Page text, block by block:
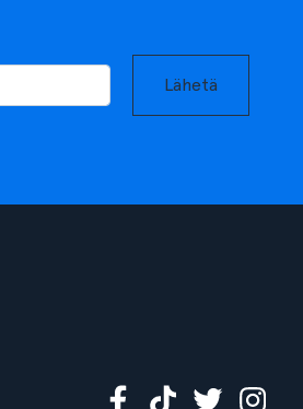
Lähetä